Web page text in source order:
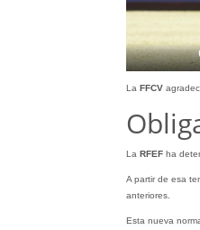
La FFCV
La RFEFha
A partir de esa
anteriores.
Esta nueva